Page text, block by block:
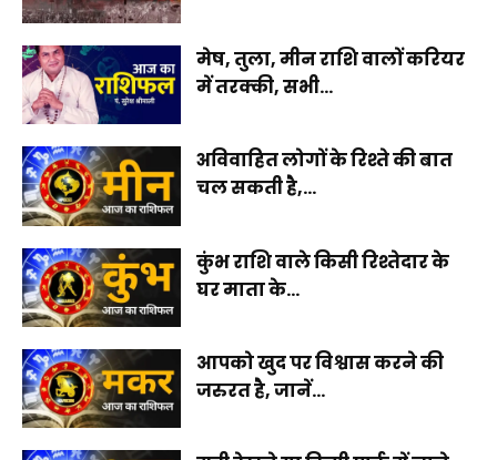
मेष, तुला, मीन राशि वालों करियर
में तरक्की, सभी...
अविवाहित लोगों के रिश्ते की बात
चल सकती है,...
कुंभ राशि वाले किसी रिश्तेदार के
घर माता के...
आपको खुद पर विश्वास करने की
जरुरत है, जानें...